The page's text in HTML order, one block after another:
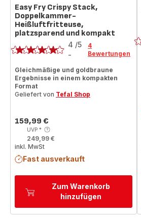
Zum Warenkorb
hinzufügen
Easy Fry Crispy Stack,
Doppelkammer-
Heißluftfritteuse,
platzsparend und kompakt
Bewertung
mit
4
Sternen
(Durchschnitt)
4 /5
-
4
Bewertungen
Gleichmäßige und goldbraune
Ergebnisse in einem kompakten
Format
Geliefert von Tefal Shop
Preis
159,99 €
UVP*
249,99 €
inkl. MwSt
Fast ausverkauft